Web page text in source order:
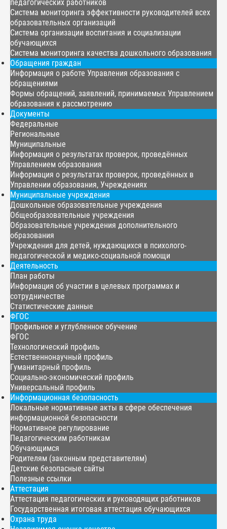
педагогических работников
Система мониторинга эффективности руководителей всех
образовательных организаций
Система организации воспитания и социализации
обучающихся
Система мониторинга качества дошкольного образования
Обращения граждан
Информация о работе Управления образования с
обращениями
Формы обращений, заявлений, принимаемых Управлением
образования к рассмотрению
Документы
Федеральные
Региональные
Муниципальные
Информация о результатах проверок, проведённых
Управлением образования
Информация о результатах проверок, проведённых в
Управлении образования, Учреждениях
Муниципальные учреждения
Дошкольные образовательные учреждения
Общеобразовательные учреждения
Образовательные учреждения дополнительного
образования
Учреждения для детей, нуждающихся в психолого-
педагогической и медико-социальной помощи
Деятельность
План работы
Информация об участии в целевых программах и
сотрудничестве
Статистические данные
ФГОС
Профильное и углубленное обучение
ФГОС
Технологический профиль
Естественнонаучный профиль
Гуманитарный профиль
Социально-экономический профиль
Универсальный профиль
Информационная безопасность
Локальные нормативные акты в сфере обеспечения
информационной безопасности
Нормативное регулирование
Педагогическим работникам
Обучающимся
Родителям (законным представителям)
Детские безопасные сайты
Полезные ссылки
Аттестация
Аттестация педагогических и руководящих работников
Государственная итоговая аттестация обучающихся
Охрана труда